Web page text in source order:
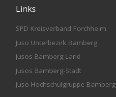
Links
SPD Kreisverband Forchheim
Juso Unterbezirk Bamberg
Jusos Bamberg-Land
Jusos Bamberg-Stadt
Juso Hochschulgruppe Bamberg